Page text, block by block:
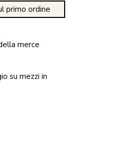
primo ordine
merce
su mezzi in